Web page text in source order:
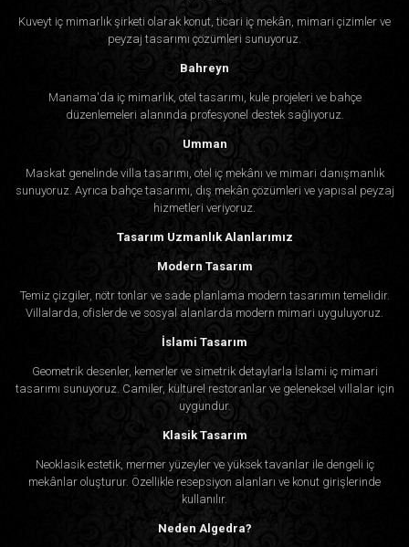
Kuveyt iç mimarlık şirketi olarak konut, ticari iç mekân, mimari çizimler ve
peyzaj tasarımı çözümleri sunuyoruz.
Bahreyn
Manama'da iç mimarlık, otel tasarımı, kule projeleri ve bahçe
düzenlemeleri alanında profesyonel destek sağlıyoruz.
Umman
Maskat genelinde villa tasarımı, otel iç mekânı ve mimari danışmanlık
sunuyoruz. Ayrıca bahçe tasarımı, dış mekân çözümleri ve yapısal peyzaj
hizmetleri veriyoruz.
Tasarım Uzmanlık Alanlarımız
Modern Tasarım
Temiz çizgiler, nötr tonlar ve sade planlama modern tasarımın temelidir.
Villalarda, ofislerde ve sosyal alanlarda modern mimari uyguluyoruz.
İslami Tasarım
Geometrik desenler, kemerler ve simetrik detaylarla İslami iç mimari
tasarımı sunuyoruz. Camiler, kültürel restoranlar ve geleneksel villalar için
uygundur.
Klasik Tasarım
Neoklasik estetik, mermer yüzeyler ve yüksek tavanlar ile dengeli iç
mekânlar oluşturur. Özellikle resepsiyon alanları ve konut girişlerinde
kullanılır.
Neden Algedra?